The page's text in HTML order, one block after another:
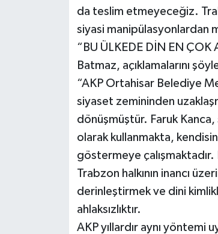
da teslim etmeyeceğiz.
siyasi manipülasyonlardan
“BU ÜLKEDE DİN EN ÇOK
Batmaz, açıklamalarını
“AKP Ortahisar Belediye
siyaset zemininden
dönüşmüştür. Faruk
olarak kullanmakta,
göstermeye çalışmaktadır.
Trabzon halkının inancı
derinleştirmek ve dini
ahlaksızlıktır.
AKP yıllardır aynı yöntemi